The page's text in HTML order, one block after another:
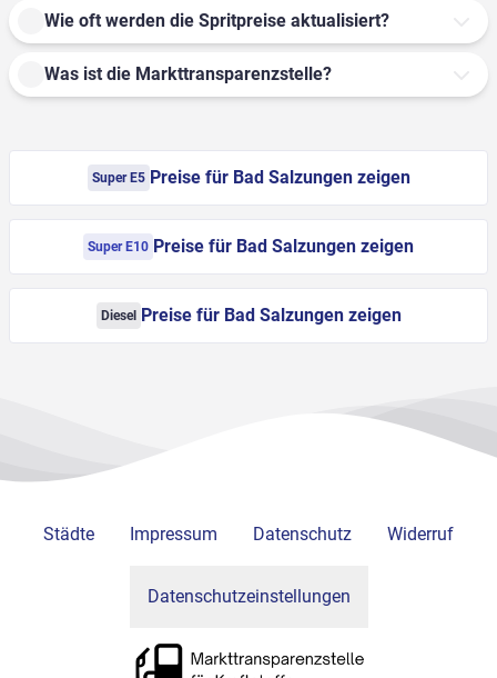
Wie oft werden die Spritpreise aktualisiert?
Was ist die Markttransparenzstelle?
Super E5 Preise für Bad Salzungen zeigen
Super E10 Preise für Bad Salzungen zeigen
Diesel Preise für Bad Salzungen zeigen
Städte Impressum Datenschutz Widerruf
Datenschutzeinstellungen